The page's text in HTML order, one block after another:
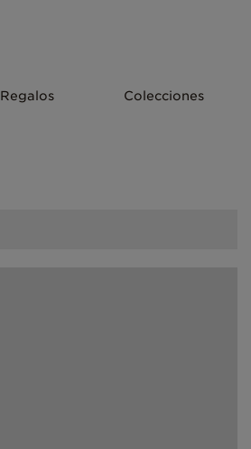
Regalos Colecciones